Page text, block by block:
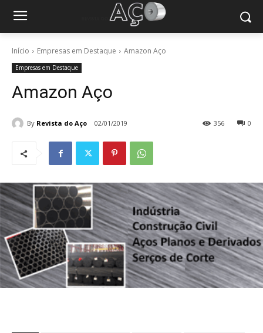
Início Empresas em Destaque Amazon Aço
Empresas em Destaque
Amazon Aço
By Revista do Aço 02/01/2019 0
356